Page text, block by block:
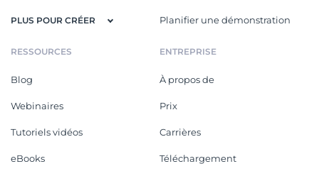
PLUS POUR CRÉER Planifier une démonstration
RESSOURCES
Blog
Webinaires
Tutoriels vidéos
eBooks
ENTREPRISE
À propos de
Prix
Carrières
Téléchargement